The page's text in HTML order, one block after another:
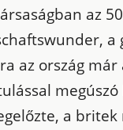
az
a
az ország
megúszó
a britek